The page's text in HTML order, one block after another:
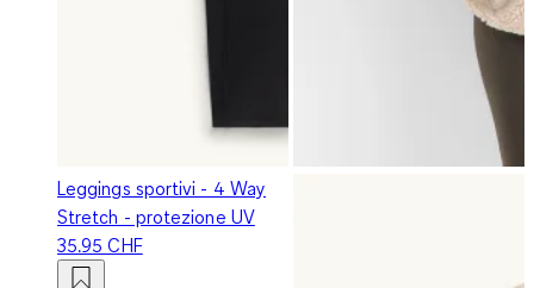
Leggings sportivi - 4 Way
Stretch - protezione UV
35.95 CHF